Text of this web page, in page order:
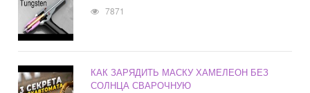
7871
КАК ЗАРЯДИТЬ МАСКУ ХАМЕЛЕОН БЕЗ
СОЛНЦА СВАРОЧНУЮ